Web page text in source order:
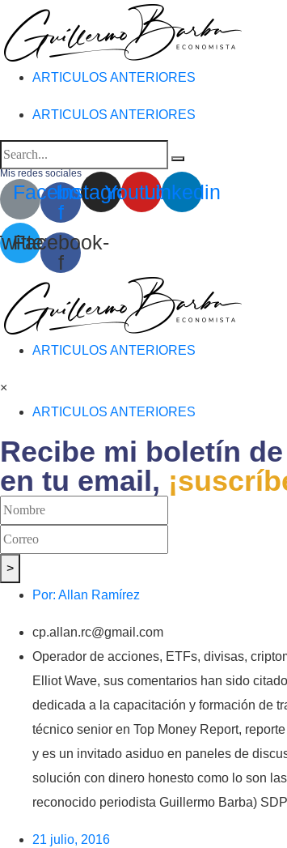
ARTICULOS ANTERIORES
ARTICULOS ANTERIORES
Mis redes sociales
Facebook-
f
Instagram
YoutubeLinkedin
Facebook-
f
ARTICULOS ANTERIORES
×
ARTICULOS ANTERIORES
Recibe mi boletín
en tu email,
>
Por: Allan Ramírez
cp.allan.rc@gmail.com
Operador de acciones, ETFs, divisas,
Elliot Wave, sus comentarios han sido
dedicada a la capacitación y formación de
técnico senior en Top Money Report,
y es un invitado asiduo en paneles de
solución con dinero honesto como lo son
reconocido periodista Guillermo Barba)
21 julio, 2016